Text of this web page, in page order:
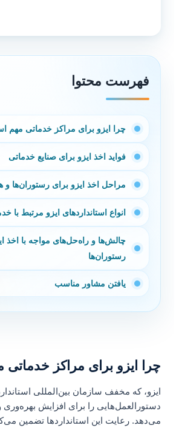
فهرست محتوا
چرا ایزو برای مراکز خدماتی مهم
فواید اخذ ایزو برای صنایع خدماتی
مراحل اخذ ایزو برای رستوران‌ها و
انواع استانداردهای ایزو مرتبط با
چالش‌ها و راه‌حل‌های مواجه با اخذ
رستوران‌ها
یافتن مشاور مناسب
چرا ایزو برای مراکز
ایزو، که مخفف سازمان بین‌المللی
دستورالعمل‌هایی را برای افزایش بهره‌وری
می‌دهد. رعایت این استانداردها تضمین